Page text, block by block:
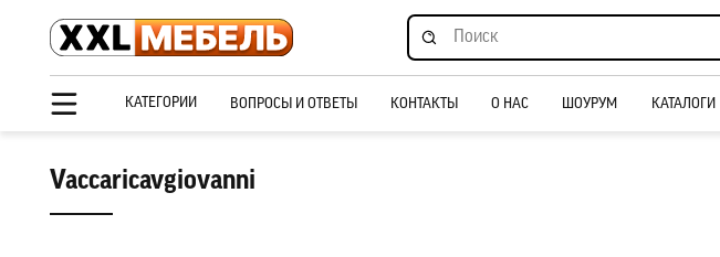
КАТЕГОРИИ ВОПРОСЫ И ОТВЕТЫ КОНТАКТЫ О НАС ШОУРУМ КАТАЛОГИ
Vaccaricavgiovanni